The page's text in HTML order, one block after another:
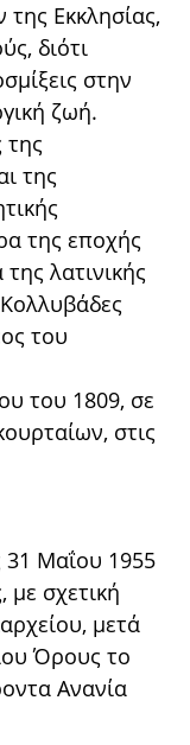
Εκκλησίας,
διότι
στην
ζωή.
της
της
της εποχής
λατινικής
του
του 1809, σε
στις
31 Μαΐου 1955
με σχετική
μετά
Όρους το
Ανανία